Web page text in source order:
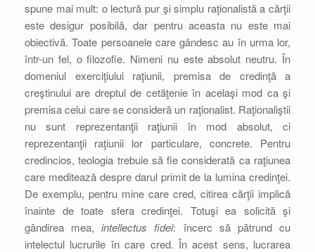
spune mai mult: o lectură pur şi simplu raţionalistă a cărţii
este desigur posibilă, dar pentru aceasta nu este mai
obiectivă. Toate persoanele care gândesc au în urma lor,
într-un fel, o filozofie. Nimeni nu este absolut neutru. În
domeniul exerciţiului raţiunii, premisa de credinţă a
creştinului are dreptul de cetăţenie în acelaşi mod ca şi
premisa celui care se consideră un raţionalist. Raţionaliştii
nu sunt reprezentanţii raţiunii în mod absolut, ci
reprezentanţii raţiunii lor particulare, concrete. Pentru
credincios, teologia trebuie să fie considerată ca raţiunea
care meditează despre darul primit de la lumina credinţei.
De exemplu, pentru mine care cred, citirea cărţii implică
înainte de toate sfera credinţei. Totuşi ea solicită şi
gândirea mea,intellectus fidei: încerc să pătrund cu
intelectul lucrurile în care cred. În acest sens, lucrarea